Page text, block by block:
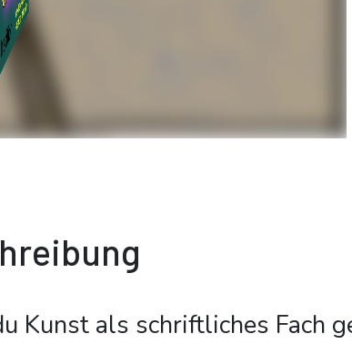
Kunst als schriftliches Fach